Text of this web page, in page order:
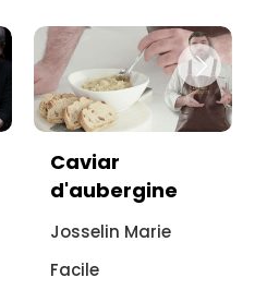
Vitello tonnato
sans viande :
recette
italienne à
l'aubergine